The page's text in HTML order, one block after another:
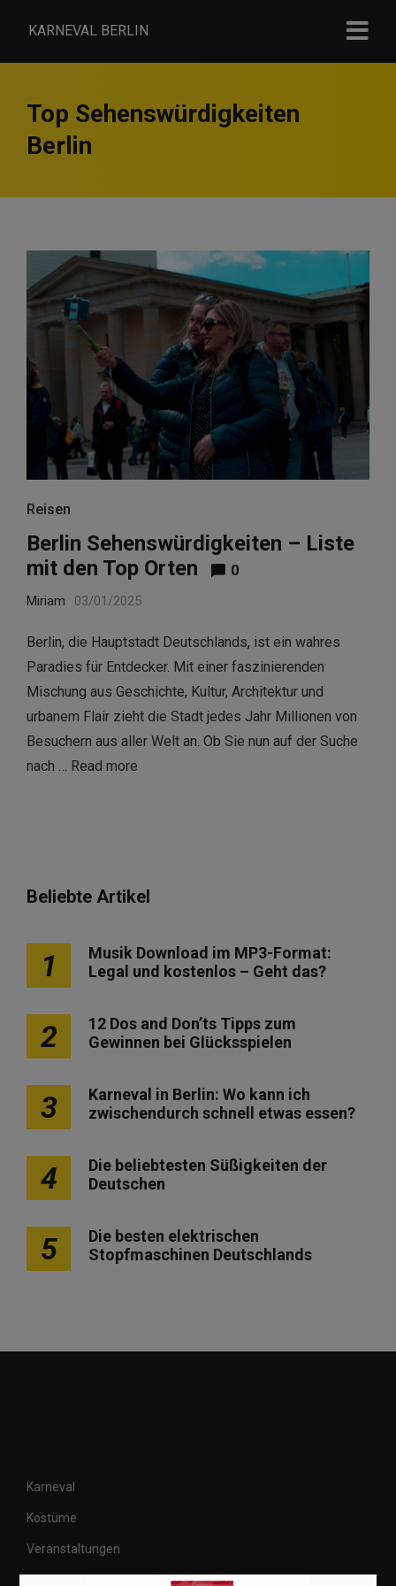
KARNEVAL BERLIN
Top Sehenswürdigkeiten
Berlin
Reisen
Berlin Sehenswürdigkeiten – Liste
mit den Top Orten
0
Miriam 03/01/2025
Berlin, die Hauptstadt Deutschlands, ist ein wahres
Paradies für Entdecker. Mit einer faszinierenden
Mischung aus Geschichte, Kultur, Architektur und
urbanem Flair zieht die Stadt jedes Jahr Millionen von
Besuchern aus aller Welt an. Ob Sie nun auf der Suche
nach … Read more
Beliebte Artikel
1
Musik Download im MP3-Format:
Legal und kostenlos – Geht das?
2
12 Dos and Don’ts Tipps zum
Gewinnen bei Glücksspielen
3
Karneval in Berlin: Wo kann ich
zwischendurch schnell etwas essen?
4
Die beliebtesten Süßigkeiten der
Deutschen
5
Die besten elektrischen
Stopfmaschinen Deutschlands
Karneval
Kostüme
Veranstaltungen